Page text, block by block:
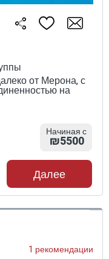
от Мерона, с
на
Начиная с
₪5500
Далее
1 рекомендации